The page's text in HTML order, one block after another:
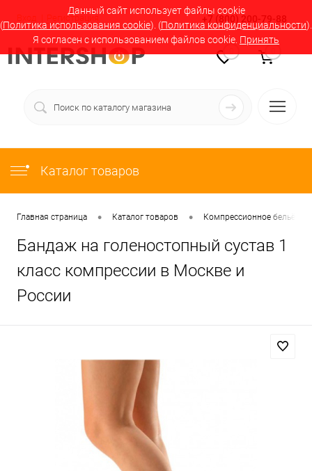
Данный сайт использует файлы cookie
(Политика использования cookie). (Политика конфиденциальности).
Я согласен с использованием файлов cookie. Принять
Вход Регистрация +7 (800) 200-79-88
Каталог товаров
Главная страница • Каталог товаров • Компрессионное бельё в
Бандаж на голеностопный сустав 1
класс компрессии в Москве и
России